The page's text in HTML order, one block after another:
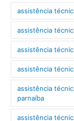
assistência
assistência
assistência
assistência
assistência
parnaíba
assistência